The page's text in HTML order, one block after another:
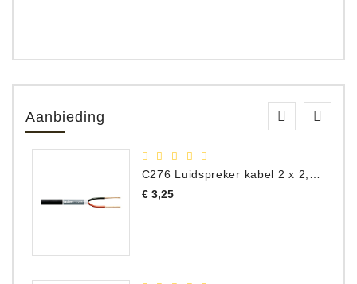
Aanbieding
C276 Luidspreker kabel 2 x 2,50 mm² (per meter)
€ 3,25Prijs